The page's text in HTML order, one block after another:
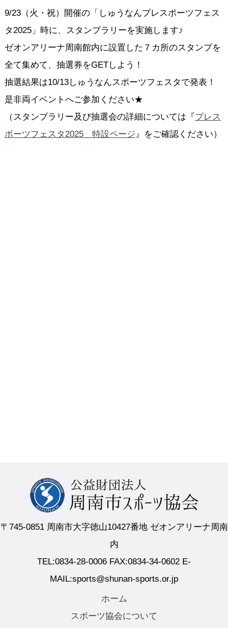
9/23（火・祝）開催の「しゅうなんプレスポーツフェス
タ2025」時に、スタンプラリーを実施します♪
ゼオンアリーナ周南館内に設置した７カ所のスタンプを
全て集めて、抽選券をGETしよう！
抽選結果は10/13しゅうなんスポーツフェスタで発表！
是非両イベントへご参加ください★
（スタンプラリー及び抽選会の詳細については『プレス
ポーツフェスタ2025 特設ページ』をご確認ください）
〒745-0851 周南市大字徳山10427番地 ゼオンアリーナ周南
内
TEL:0834-28-0006 FAX:0834-34-0602 E-
MAIL:sports@shunan-sports.or.jp
ホーム
スポーツ協会について